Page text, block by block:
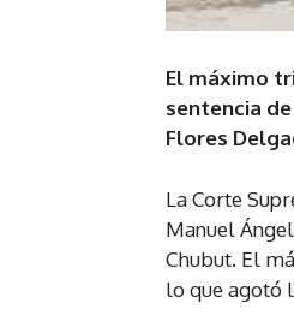
El máximo
sentencia
Flores
La Corte
Manuel
Chubut. El
lo que agotó